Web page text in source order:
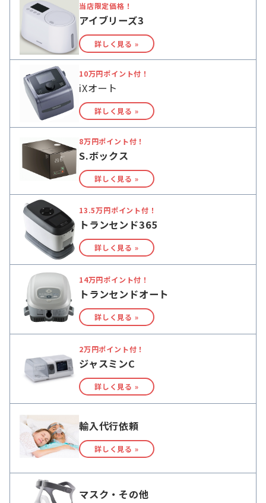
当店限定価格！
アイブリーズ3
詳しく見る »
10万円ポイント付！
iXオート
詳しく見る »
8万円ポイント付！
S.ボックス
詳しく見る »
13.5万円ポイント付！
トランセンド365
詳しく見る »
14万円ポイント付！
トランセンドオート
詳しく見る »
2万円ポイント付！
ジャスミンC
詳しく見る »
輸入代行依頼
詳しく見る »
マスク・その他